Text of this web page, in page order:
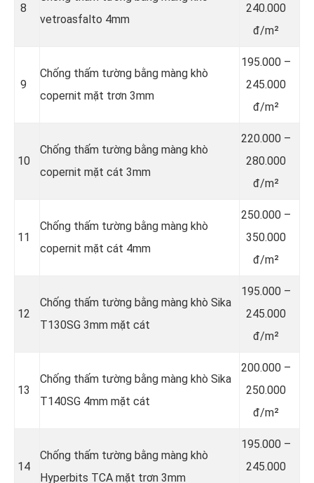
8
vetroasfalto 4mm
240.000
đ/m²
9
Chống thấm tường bằng màng khò
copernit mặt trơn 3mm
195.000 –
245.000
đ/m²
10
Chống thấm tường bằng màng khò
copernit mặt cát 3mm
220.000 –
280.000
đ/m²
11
Chống thấm tường bằng màng khò
copernit mặt cát 4mm
250.000 –
350.000
đ/m²
12
Chống thấm tường bằng màng khò Sika
T130SG 3mm mặt cát
195.000 –
245.000
đ/m²
13
Chống thấm tường bằng màng khò Sika
T140SG 4mm mặt cát
200.000 –
250.000
đ/m²
14
Chống thấm tường bằng màng khò
Hyperbits TCA mặt trơn 3mm
195.000 –
245.000